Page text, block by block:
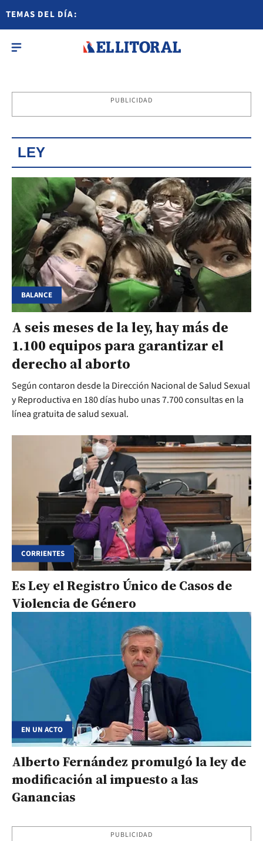
TEMAS DEL DÍA:
PUBLICIDAD
LEY
BALANCE
A seis meses de la ley, hay más de
1.100 equipos para garantizar el
derecho al aborto
Según contaron desde la Dirección Nacional de Salud Sexual
y Reproductiva en 180 días hubo unas 7.700 consultas en la
línea gratuita de salud sexual.
CORRIENTES
Es Ley el Registro Único de Casos de
Violencia de Género
EN UN ACTO
Alberto Fernández promulgó la ley de
modificación al impuesto a las
Ganancias
PUBLICIDAD